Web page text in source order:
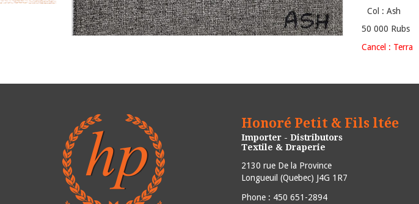
Col : Ash
50 000 Rubs
Cancel : Terra
Honoré Petit & Fils ltée
Importer - Distributors
Textile & Draperie
2130 rue De la Province
Longueuil (Quebec) J4G 1R7
Phone : 450 651-2894